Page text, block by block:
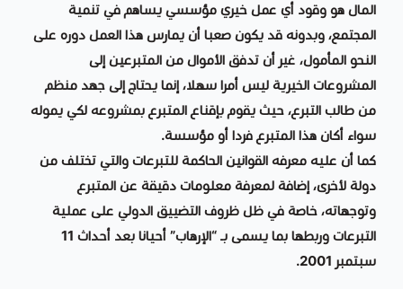
المال هو وقود أي عمل خيري مؤسسي يساهم في تنمية
المجتمع، وبدونه قد يكون صعبا أن يمارس هذا العمل دوره على
النحو المأمول، غير أن تدفق الأموال من المتبرعين إلى
المشروعات الخيرية ليس أمرا سهلا، إنما يحتاج إلى جهد منظم
من طالب التبرع، حيث يقوم بإقناع المتبرع بمشروعه لكي يموله
سواء أكان هذا المتبرع فردا أو مؤسسة.
كما أن عليه معرفه القوانين الحاكمة للتبرعات والتي تختلف من
دولة لأخرى، إضافة لمعرفة معلومات دقيقة عن المتبرع
وتوجهاته، خاصة في ظل ظروف التضييق الدولي على عملية
التبرعات وربطها بما يسمى بـ “الإرهاب” أحيانا بعد أحداث 11
سبتمبر 2001.